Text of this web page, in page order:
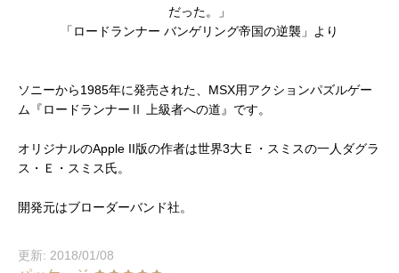
だった。」
「ロードランナー バンゲリング帝国の逆襲」より
ソニーから1985年に発売された、MSX用アクションパズルゲー
ム『ロードランナーⅡ 上級者への道』です。
オリジナルのApple II版の作者は世界3大Ｅ・スミスの一人ダグラ
ス・Ｅ・スミス氏。
開発元はブローダーバンド社。
更新: 2018/01/08